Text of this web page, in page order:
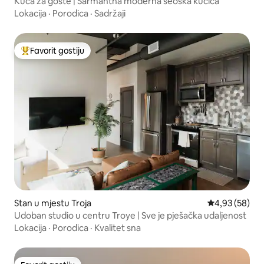
Lokacija · Porodica · Sadržaji
Glavni favorit gostiju
Favorit gostiju
Stan u mjestu Troja Prosječna
4,93 (58)
Udoban studio u centru Troye | Sve je pješačka udaljenost
Lokacija · Porodica · Kvalitet sna